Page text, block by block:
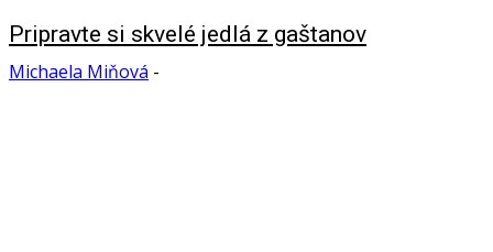
Pripravte si skvelé jedlá z gaštanov
Michaela Miňová -